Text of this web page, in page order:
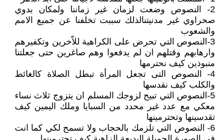
2- النصوص وضعت لزمان غير زماننا ولمكان بدوي
صحراوي غير مدنيتنالذلك سببت تخلفنا عن جميع الامم
والشعوب
3-النصوص التي تحرض على الكراهية للاّخرين وتكفيرهم
وارهابهم وقتلهم ان لم يدفعوا وهم صاغرين حتى جعلتنا
منبوذين كيف نحترمها
4- النصوص التى تجعل المرأة تبطل الصلاة كالغائط
والكلب كيف نقدسها
5-النصوص التي تبيح لزوجك المسلم ان يتزوج ثلاث نساء
معكي مع عدد غير محدد من السبايا وملك اليمين كيف
تقدسينها وتحترمينها
6- النصوص التي تلزمك بالحجاب ولا تسمح لكي كما انت